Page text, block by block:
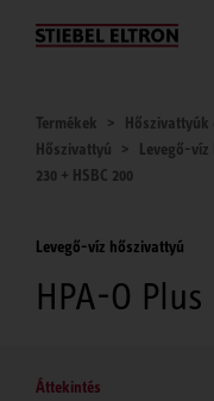
Hírek
Termékek
Hőszivattyúk
Hőszivattyú
Levegő-
230 + HSBC 200
Levegő-víz hőszivattyú
HPA-O
Áttekintés